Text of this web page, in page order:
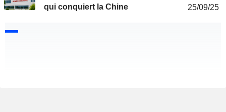
qui conquiert la Chine
25/09/25